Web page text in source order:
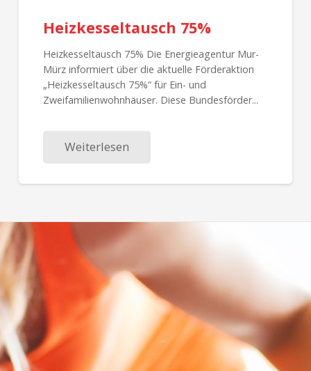
Heizkesseltausch 75%
Heizkesseltausch 75% Die Energieagentur Mur-
Mürz informiert über die aktuelle Förderaktion
„Heizkesseltausch 75%“ für Ein- und
Zweifamilienwohnhäuser. Diese Bundesförder...
Weiterlesen